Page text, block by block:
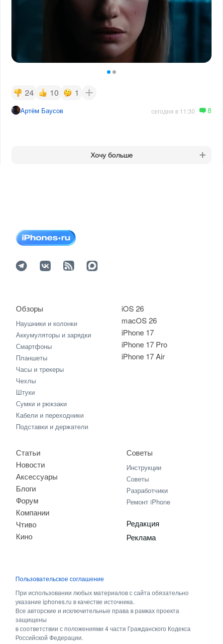
24 10 1
Артём Баусов сегодня в 11:30 8
Хочу больше
iOS 26
macOS 26
iPhone 17
iPhone 17 Pro
iPhone 17 Air
Обзоры
Наушники и колонки
Аккумуляторы и зарядки
Смартфоны
Планшеты
Часы и трекеры
Чехлы
Штуки
Сумки и рюкзаки
Кабели и переходники
Подставки и держатели
Статьи
Новости
Аксессуары
Блоги
Форум
Компании
Чтиво
Кино
Советы
Инструкции
Советы
Разработчики
Ремонт iPhone
Редакция
Реклама
Пользовательское соглашение
При использовании любых материалов с сайта обязательно
указание iphones.ru в качестве источника.
Все авторские и исключительные права в рамках проекта
защищены
в соответствии с положениями 4 части Гражданского Кодекса
Российской Федерации.